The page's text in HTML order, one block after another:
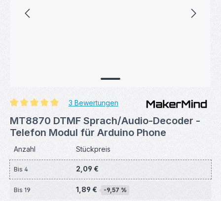
3 Bewertungen
MT8870 DTMF Sprach/Audio-Decoder -
Telefon Modul für Arduino Phone
Anzahl Stückpreis
Bis 4 2,09 €
Bis 19 1,89 € -9,57 %